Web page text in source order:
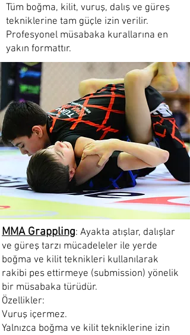
Tüm boğma, kilit, vuruş, dalış ve güreş
tekniklerine tam güçle izin verilir.
Profesyonel müsabaka kurallarına en
yakın formattır.
MMA Grappling: Ayakta atışlar, dalışlar
ve güreş tarzı mücadeleler ile yerde
boğma ve kilit teknikleri kullanılarak
rakibi pes ettirmeye (submission) yönelik
bir müsabaka türüdür.
Özellikler:
Vuruş içermez.
Yalnızca boğma ve kilit tekniklerine izin